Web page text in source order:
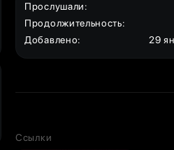
Прослушали:
Продолжительность:
Добавлено: 29
Ссылки